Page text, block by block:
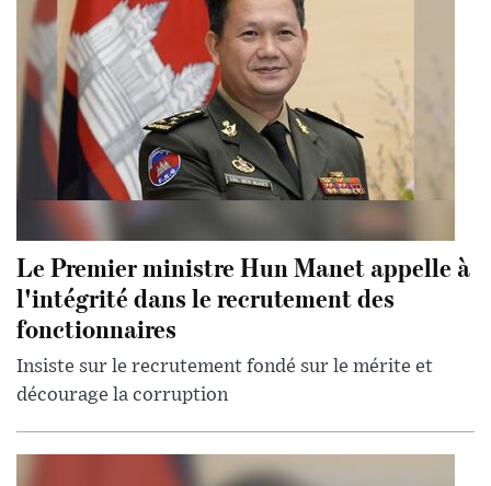
Le Premier ministre Hun Manet appelle à
l'intégrité dans le recrutement des
fonctionnaires
Insiste sur le recrutement fondé sur le mérite et
décourage la corruption